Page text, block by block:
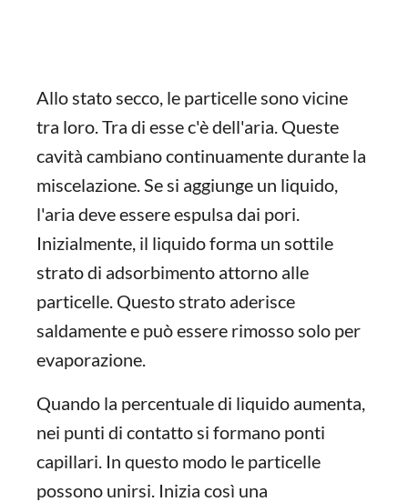
Allo stato secco, le particelle sono vicine
tra loro. Tra di esse c'è dell'aria. Queste
cavità cambiano continuamente durante la
miscelazione. Se si aggiunge un liquido,
l'aria deve essere espulsa dai pori.
Inizialmente, il liquido forma un sottile
strato di adsorbimento attorno alle
particelle. Questo strato aderisce
saldamente e può essere rimosso solo per
evaporazione.
Quando la percentuale di liquido aumenta,
nei punti di contatto si formano ponti
capillari. In questo modo le particelle
possono unirsi. Inizia così una